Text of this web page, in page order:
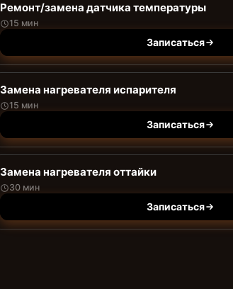
Ремонт/замена датчика температуры
15 мин
Записаться
Замена нагревателя испарителя
15 мин
Записаться
Замена нагревателя оттайки
30 мин
Записаться